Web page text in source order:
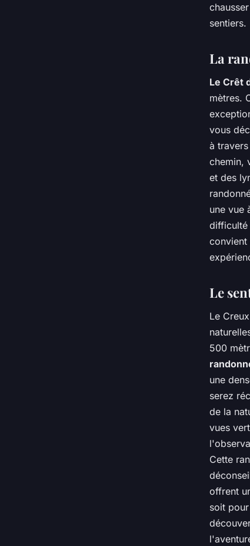
sentiers.
La
Le Crêt
mètres.
vous
à
chemin,
et des
une vue
difficulté
convient
Le
Le
500
une
serez
de la
vues
Cette
offrent
soit